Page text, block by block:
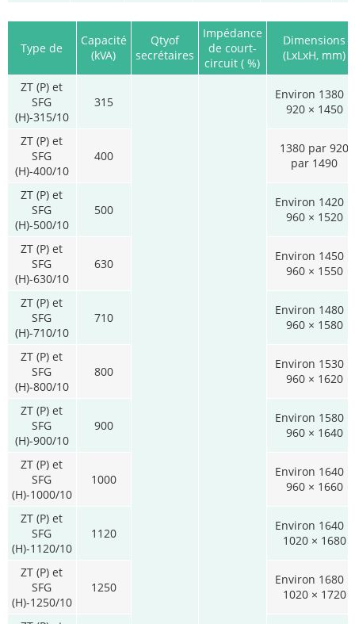
Type de
Capacité
(kVA)
Qtyof
secrétaires
Impédance
de court-
circuit ( %)
Dimensions
(LxLxH, mm)
ZT (P) et
SFG
(H)-315/10
315
Environ 1380 ×
920 × 1450
ZT (P) et
SFG
(H)-400/10
400
1380 par 920
par 1490
ZT (P) et
SFG
(H)-500/10
500
Environ 1420 ×
960 × 1520
ZT (P) et
SFG
(H)-630/10
630
Environ 1450 ×
960 × 1550
ZT (P) et
SFG
(H)-710/10
710
Environ 1480 ×
960 × 1580
ZT (P) et
SFG
(H)-800/10
800
Environ 1530 ×
960 × 1620
ZT (P) et
SFG
(H)-900/10
900
Environ 1580 ×
960 × 1640
ZT (P) et
SFG
(H)-1000/10
1000
Environ 1640 ×
960 × 1660
ZT (P) et
SFG
(H)-1120/10
1120
Environ 1640 ×
1020 × 1680
ZT (P) et
SFG
(H)-1250/10
1250
Environ 1680 ×
1020 × 1720